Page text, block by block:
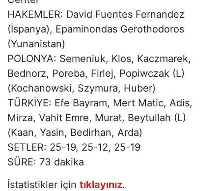
HAKEMLER: David Fuentes Fernandez
(İspanya), Epaminondas Gerothodoros
(Yunanistan)
POLONYA: Semeniuk, Klos, Kaczmarek,
Bednorz, Poreba, Firlej, Popiwczak (L)
(Kochanowski, Szymura, Huber)
TÜRKİYE: Efe Bayram, Mert Matic, Adis,
Mirza, Vahit Emre, Murat, Beytullah (L)
(Kaan, Yasin, Bedirhan, Arda)
SETLER: 25-19, 25-12, 25-19
SÜRE: 73 dakika
İstatistikler için tıklayınız.